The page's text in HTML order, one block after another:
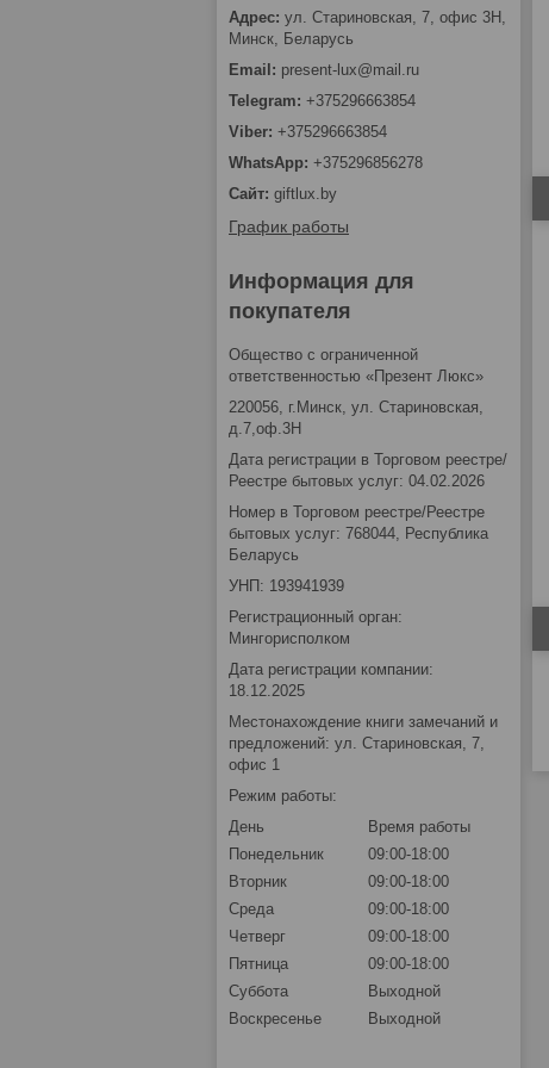
ул. Стариновская, 7, офис 3Н,
Минск, Беларусь
present-lux@mail.ru
+375296663854
+375296663854
+375296856278
giftlux.by
График работы
Информация для
покупателя
Общество с ограниченной
ответственностью «Презент Люкс»
220056, г.Минск, ул. Стариновская,
д.7,оф.3Н
Дата регистрации в Торговом реестре/
Реестре бытовых услуг: 04.02.2026
Номер в Торговом реестре/Реестре
бытовых услуг: 768044, Республика
Беларусь
УНП: 193941939
Регистрационный орган:
Мингорисполком
Дата регистрации компании:
18.12.2025
Местонахождение книги замечаний и
предложений: ул. Стариновская, 7,
офис 1
Режим работы:
День
Время работы
Понедельник
09:00-18:00
Вторник
09:00-18:00
Среда
09:00-18:00
Четверг
09:00-18:00
Пятница
09:00-18:00
Суббота
Выходной
Воскресенье
Выходной